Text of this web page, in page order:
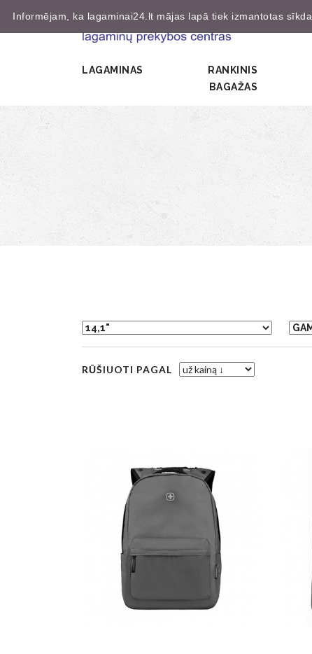
LAGAMINAS
RANKINIS
BAGAŽAS
RŪŠIUOTI PAGAL
Informējam, ka lagaminai24.lt mājas lapā tiek izmantotas